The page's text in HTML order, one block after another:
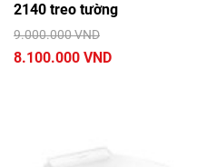
2140 treo tường
9.000.000 VND
8.100.000 VND